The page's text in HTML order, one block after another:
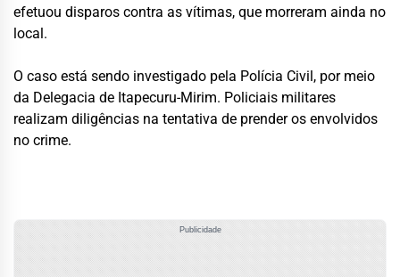
efetuou disparos contra as vítimas, que morreram ainda no
local.
O caso está sendo investigado pela Polícia Civil, por meio
da Delegacia de Itapecuru-Mirim. Policiais militares
realizam diligências na tentativa de prender os envolvidos
no crime.
Publicidade